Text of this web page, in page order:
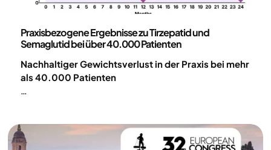
Praxisbezogene Ergebnisse zu Tirzepatid und
Semaglutid bei über 40.000 Patienten
Nachhaltiger Gewichtsverlust in der Praxis bei mehr
als 40.000 Patienten
konnte mit einer GLP-1-basierten medikamentösen
Therapie ein erheblicher Gewichtsverlust erzielt